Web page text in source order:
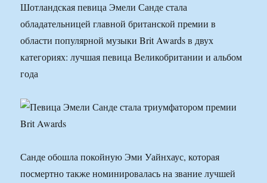
Шотландская певица Эмели Санде стала
обладательницей главной британской премии в
области популярной музыки Brit Awards в двух
категориях: лучшая певица Великобритании и альбом
года
Санде обошла покойную Эми Уайнхаус, которая
посмертно также номинировалась на звание лучшей